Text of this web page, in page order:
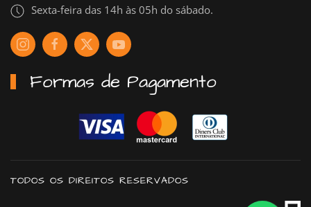
Sexta-feira das 14h às 05h do sábado.
Formas de Pagamento
TODOS OS DIREITOS RESERVADOS